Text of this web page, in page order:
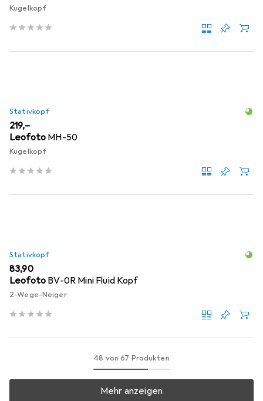
Kugelkopf
Stativkopf
EUR
219,–
Leofoto MH-50
Kugelkopf
Stativkopf
EUR
83,90
Leofoto BV-0R Mini Fluid Kopf
2-Wege-Neiger
48 von 67 Produkten
Mehr anzeigen